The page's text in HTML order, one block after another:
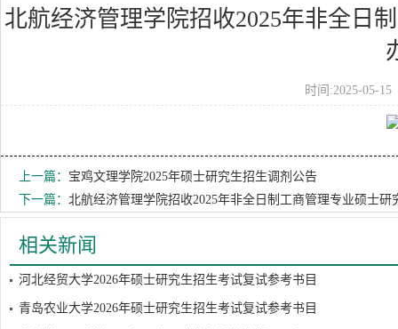
北航经济管理学院招收2025年非全日
时间:2025-05-
上一篇： 宝鸡文理学院2025年硕士研究生招生调剂公告
下一篇： 北航经济管理学院招收2025年非全日制工商管理专业硕士
相关新闻
河北经贸大学2026年硕士研究生招生考试复试参考书目
青岛农业大学2026年硕士研究生招生考试复试参考书目